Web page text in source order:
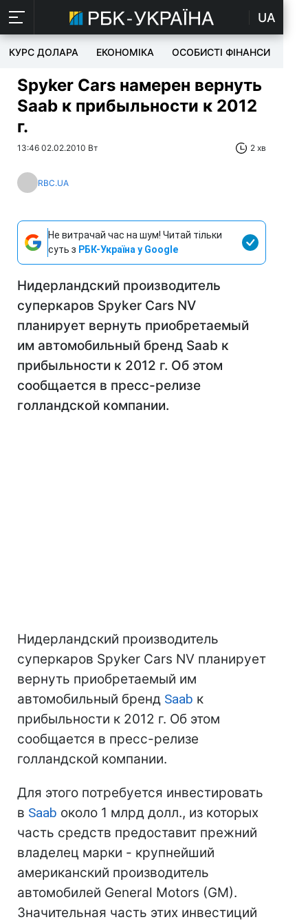
UA
КУРС ДОЛАРА ЕКОНОМІКА ОСОБИСТІ ФІНАНСИ
Spyker Cars намерен вернуть
Saab к прибыльности к 2012
г.
13:46 02.02.2010 Вт 2 хв
RBC.UA
Не витрачай час на шум! Читай тільки
суть з РБК-Україна у Google
Нидерландский производитель
суперкаров Spyker Cars NV
планирует вернуть приобретаемый
им автомобильный бренд Saab к
прибыльности к 2012 г. Об этом
сообщается в пресс-релизе
голландской компании.
Нидерландский производитель
суперкаров Spyker Cars NV планирует
вернуть приобретаемый им
автомобильный бренд Saab к
прибыльности к 2012 г. Об этом
сообщается в пресс-релизе
голландской компании.
Для этого потребуется инвестировать
в Saab около 1 млрд долл., из которых
часть средств предоставит прежний
владелец марки - крупнейший
американский производитель
автомобилей General Motors (GM).
Значительная часть этих инвестиций